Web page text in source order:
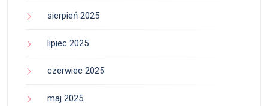
sierpień 2025
lipiec 2025
czerwiec 2025
maj 2025